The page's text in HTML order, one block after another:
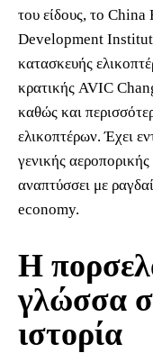
του είδους, το
Development
κατασκευής
κρατικής AVIC
καθώς και
ελικοπτέρων. Έχει
γενικής
αναπτύσσει με
economy.
Η
γλώσσα
ιστορία